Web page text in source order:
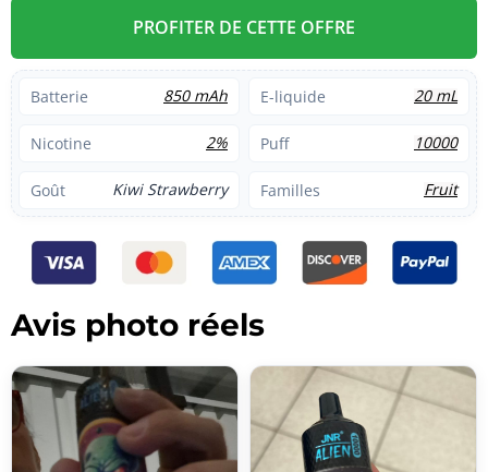
PROFITER DE CETTE OFFRE
Batterie 850 mAh E-liquide 20 mL
Nicotine 2% Puff 10000
Goût Kiwi Strawberry Familles Fruit
Avis photo réels